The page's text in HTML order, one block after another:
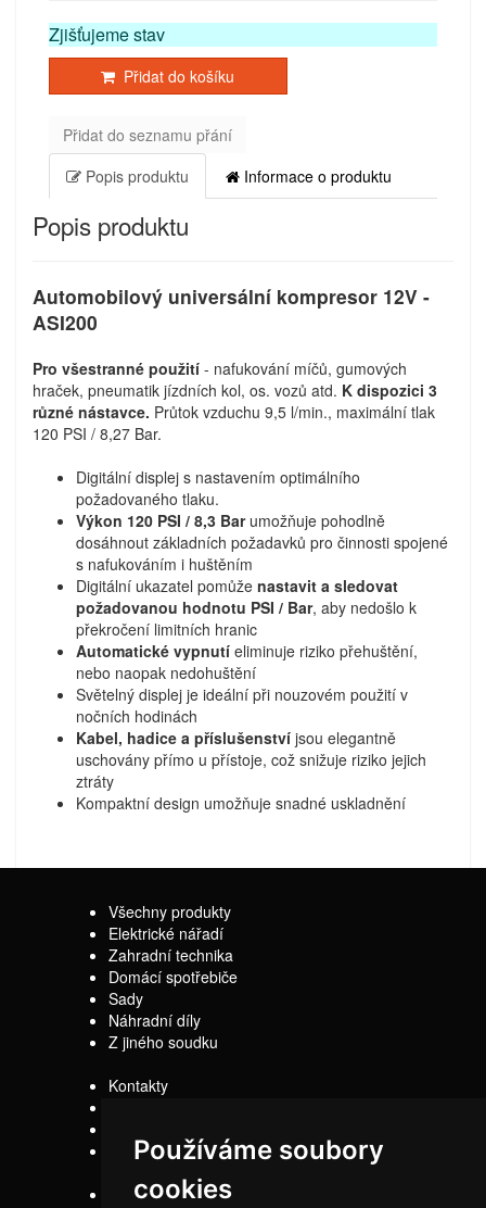
Používáme soubory
cookies
Zjišťujeme stav
Přidat do košíku
Přidat do seznamu přání
Popis produktu
Informace o produktu
Popis produktu
Automobilový universální kompresor 12V -
ASI200
Pro všestranné použití - nafukování míčů, gumových
hraček, pneumatik jízdních kol, os. vozů atd. K dispozici 3
různé nástavce. Průtok vzduchu 9,5 l/min., maximální tlak
120 PSI / 8,27 Bar.
Digitální displej s nastavením optimálního
požadovaného tlaku.
Výkon 120 PSI / 8,3 Barumožňuje pohodlně
dosáhnout základních požadavků pro činnosti spojené
s nafukováním i huštěním
Digitální ukazatel pomůže nastavit a sledovat
požadovanou hodnotu PSI / Bar, aby nedošlo k
překročení limitních hranic
Automatické vypnutí eliminuje riziko přehuštění,
nebo naopak nedohuštění
Světelný displej je ideální při nouzovém použití v
nočních hodinách
Kabel, hadice a příslušenství jsou elegantně
uschovány přímo u přístoje, což snižuje riziko jejich
ztráty
Kompaktní design umožňuje snadné uskladnění
Všechny produkty
Elektrické nářadí
Zahradní technika
Domácí spotřebiče
Sady
Náhradní díly
Z jiného soudku
Kontakty
Obchodní
Reklamační řád